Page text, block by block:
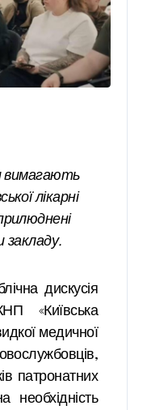
лікарні
закладу.
дискусія
«Київська
медичної
патронатних
необхідність